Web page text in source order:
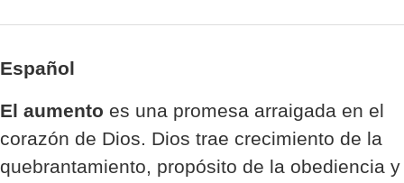
Español
El aumento es una promesa arraigada en el
corazón de Dios. Dios trae crecimiento de la
quebrantamiento, propósito de la obediencia y